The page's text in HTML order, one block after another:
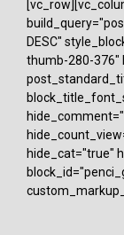
DESC"
thumb-280-376"
hide_cat="true"